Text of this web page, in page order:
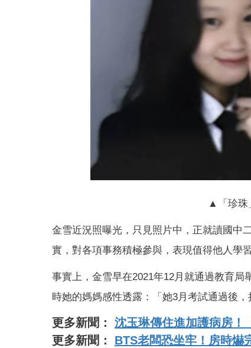
▲「珍珠
金雪近況照曝光，只見照片中，正就讀國中
實，對各項事務積極參與，表現值得他人學
事實上，金雪早在2021年12月就通過教育
時她的媽媽感性透露：「她3月考試通過後
更多新聞： 沈玉琳傳住進加護病房！
更多新聞： BTS老闆恐坐牢！房時爀